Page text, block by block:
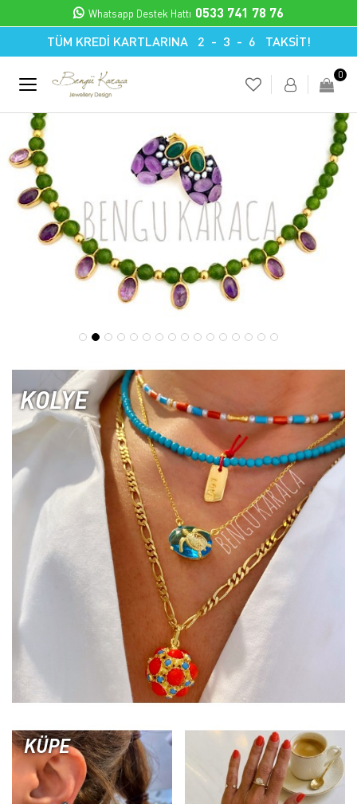
TÜM KREDİ KARTLARINA 2 - 3 - 6 TAKSİT!
Whatsapp Destek Hattı 0533 741 78 76
0
KOLYE
KÜPE